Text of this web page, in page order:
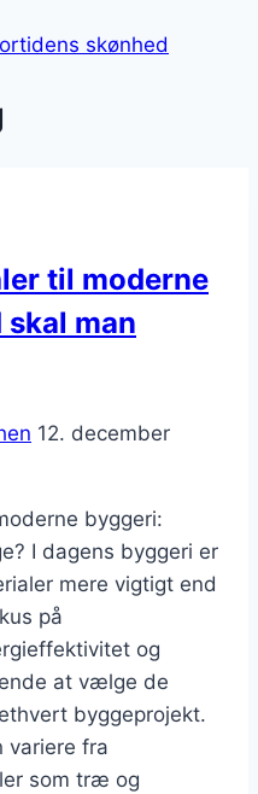
skønhed
til moderne
skal man
12. december
byggeri:
I dagens byggeri er
mere vigtigt end
på
og
at vælge de
byggeprojekt.
variere fra
som træ og